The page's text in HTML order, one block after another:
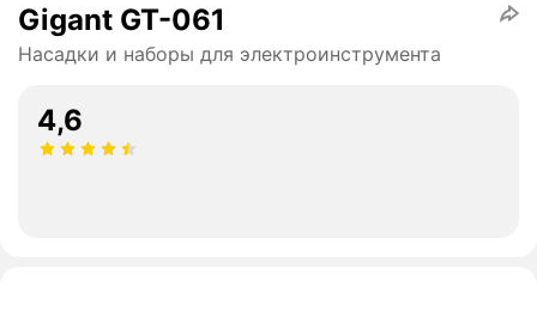
Gigant GT-061
Насадки и наборы для электроинструмента
4,6